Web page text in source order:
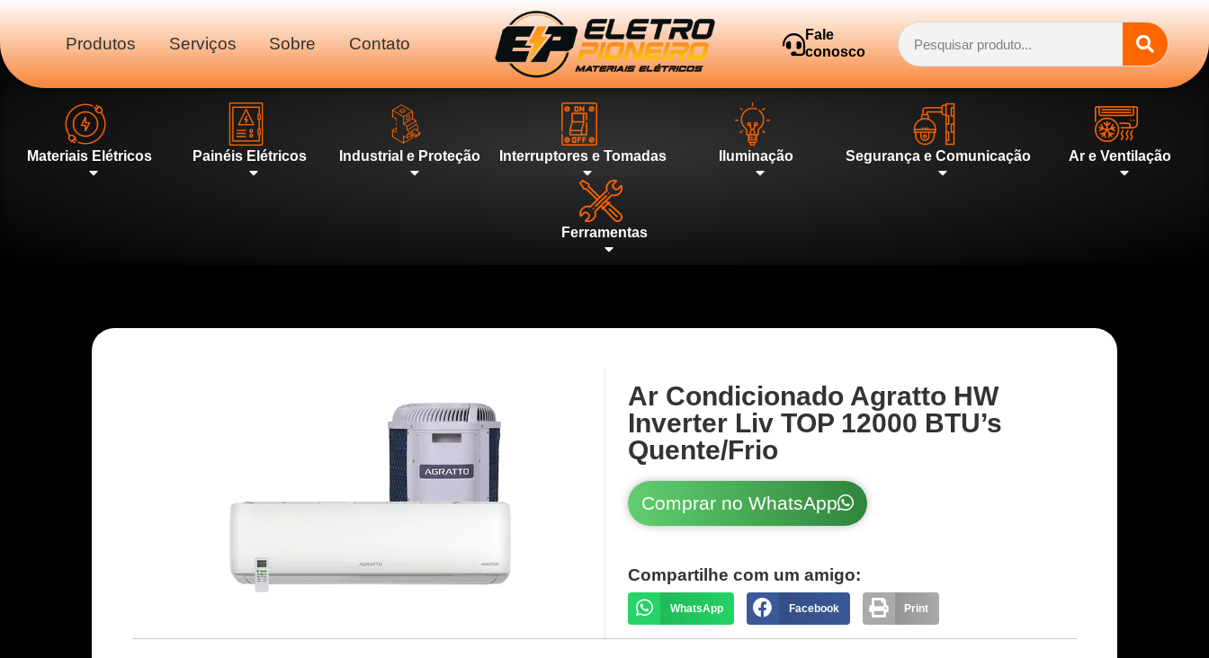
Produtos Serviços Sobre Contato
Fale
conosco
Materiais Elétricos Painéis Elétricos Industrial e Proteção Interruptores e Tomadas Iluminação Segurança e Comunicação Ar e Ventilação
Ferramentas
Ar Condicionado Agratto HW
Inverter Liv TOP 12000 BTU’s
Quente/Frio
Comprar no WhatsApp
Compartilhe com um amigo:
WhatsApp Facebook Print